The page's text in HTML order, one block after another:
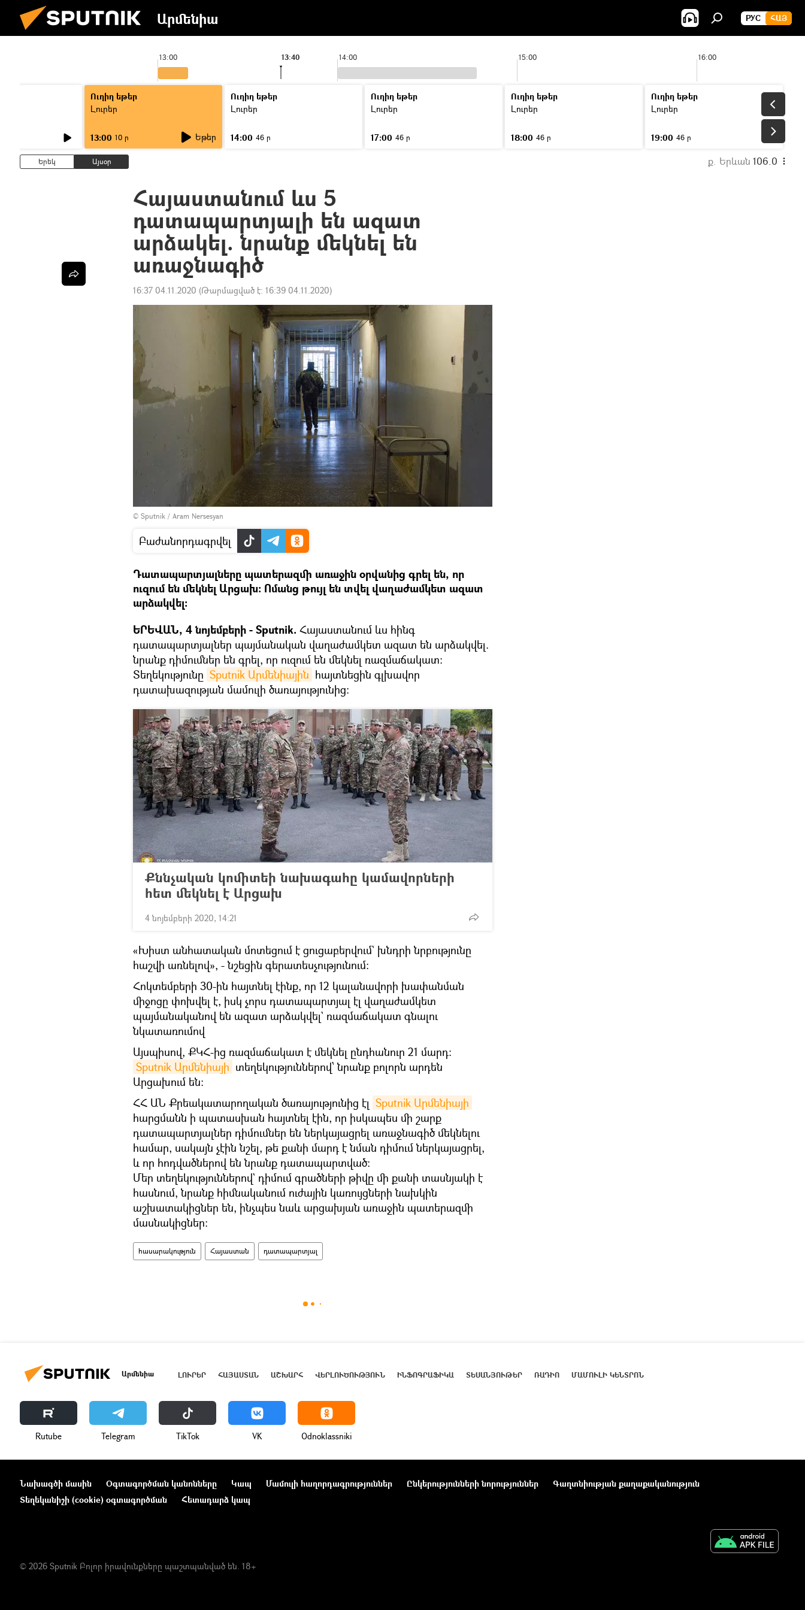
Արմենիա РУС ՀԱՅ
13:00 14:00 15:00 16:00
13:40
Ուղիղ եթեր
Լուրեր
13:00 10 ր Եթեր
Ուղիղ եթեր
Լուրեր
14:00 46 ր
Ուղիղ եթեր
Լուրեր
17:00 46 ր
Ուղիղ եթեր
Լուրեր
18:00 46 ր
Ուղիղ եթեր
Լուրեր
19:00 46 ր
Երեկ Այսօր ք. Երևան 106.0
Հայաստանում ևս 5
դատապարտյալի են ազատ
արձակել. նրանք մեկնել են
առաջնագիծ
16:37 04.11.2020 (Թարմացված է: 16:39 04.11.2020)
© Sputnik / Aram Nersesyan
Բաժանորդագրվել
Դատապարտյալները պատերազմի առաջին օրվանից գրել են, որ
ուզում են մեկնել Արցախ։ Ոմանց թույլ են տվել վաղաժամկետ ազատ
արձակվել։
ԵՐԵՎԱՆ, 4 նոյեմբերի - Sputnik. Հայաստանում ևս հինգ
դատապարտյալներ պայմանական վաղաժամկետ ազատ են արձակվել.
նրանք դիմումներ են գրել, որ ուզում են մեկնել ռազմաճակատ։
Տեղեկությունը Sputnik Արմենիային հայտնեցին գլխավոր
դատախազության մամուլի ծառայությունից։
Քննչական կոմիտեի նախագահը կամավորների
հետ մեկնել է Արցախ
4 նոյեմբերի 2020, 14:21
«Խիստ անհատական մոտեցում է ցուցաբերվում` խնդրի նրբությունը
հաշվի առնելով», - նշեցին գերատեսչությունում։
Հոկտեմբերի 30-ին հայտնել էինք, որ 12 կալանավորի խափանման
միջոցը փոխվել է, իսկ չորս դատապարտյալ էլ վաղաժամկետ
պայմանականով են ազատ արձակվել` ռազմաճակատ գնալու
նկատառումով
Այսպիսով, ՔԿՀ-ից ռազմաճակատ է մեկնել ընդհանուր 21 մարդ։
Sputnik Արմենիայի տեղեկություններով՝ նրանք բոլորն արդեն
Արցախում են։
ՀՀ ԱՆ Քրեակատարողական ծառայությունից էլ Sputnik Արմենիայի
հարցմանն ի պատասխան հայտնել էին, որ իսկապես մի շարք
դատապարտյալներ դիմումներ են ներկայացրել առաջնագիծ մեկնելու
համար, սակայն չէին նշել, թե քանի մարդ է նման դիմում ներկայացրել,
և որ հոդվածներով են նրանք դատապարտված։
Մեր տեղեկություններով` դիմում գրածների թիվը մի քանի տասնյակի է
հասնում, նրանք հիմնականում ուժային կառույցների նախկին
աշխատակիցներ են, ինչպես նաև արցախյան առաջին պատերազմի
մասնակիցներ։
հասարակություն Հայաստան դատապարտյալ
Արմենիա ԼՈՒՐԵՐ ՀԱՅԱՍՏԱՆ ԱՇԽԱՐՀ ՎԵՐԼՈՒԾՈՒԹՅՈՒՆ ԻՆՖՈԳՐԱՖԻԿԱ ՏԵՍԱՆՅՈՒԹԵՐ ՌԱԴԻՈ ՄԱՄՈՒԼԻ ԿԵՆՏՐՈՆ
Rutube Telegram ТikТоk VK Odnoklassniki
Նախագծի մասին Օգտագործման կանոնները Կապ Մամուլի հաղորդագրություններ Ընկերությունների նորություններ
Գաղտնիության քաղաքականություն
Տեղեկանիշի (cookie) օգտագործման
Հետադարձ կապ
© 2026 Sputnik Բոլոր իրավունքները պաշտպանված են. 18+